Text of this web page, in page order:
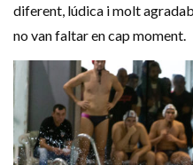
diferent, lúdica i molt
no van faltar en cap moment.